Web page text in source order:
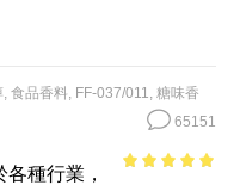
, 食品香料, FF-037/011, 糖味香
65151
種行業，